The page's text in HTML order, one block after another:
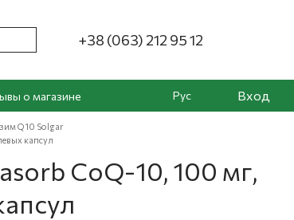
+38 (063) 212 95 12
о магазине
Рус Вход
Q10 Solgar
капсул
CoQ-10, 100 мг,